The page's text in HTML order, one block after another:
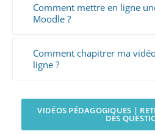
Comment mettre en ligne
Moodle ?
Comment chapitrer ma
ligne ?
VIDÉOS PÉDAGOGIQUES |
DES